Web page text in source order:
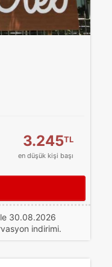
3.245TL
en düşük kişi başı
30.08.2026
indirimi.